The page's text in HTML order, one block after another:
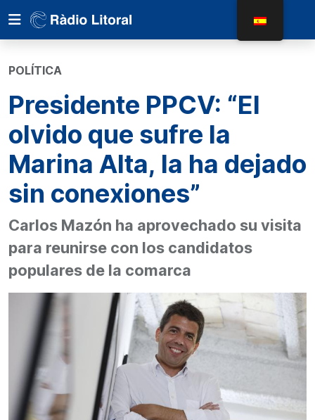
POLÍTICA
Presidente PPCV: “El
olvido que sufre la
Marina Alta, la ha dejado
sin conexiones”
Carlos Mazón ha aprovechado su visita
para reunirse con los candidatos
populares de la comarca